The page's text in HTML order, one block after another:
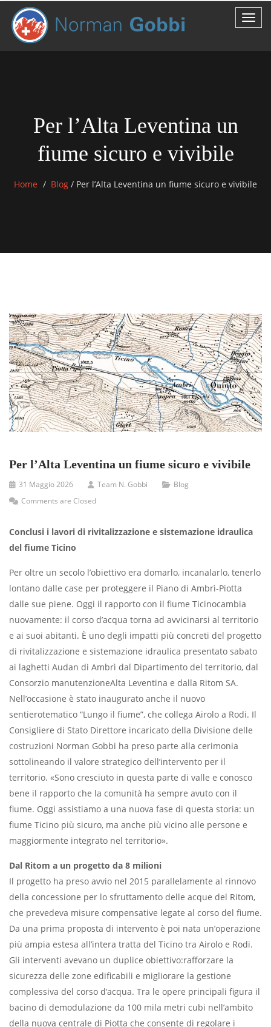
Per l’Alta Leventina un
fiume sicuro e vivibile
Home Blog / Per l’Alta Leventina un fiume sicuro e vivibile
Per l’Alta Leventina un fiume sicuro e vivibile
31 Maggio 2026 Team N. Gobbi
Blog
Comments are Closed
Conclusi i lavori di rivitalizzazione e sistemazione idraulica
del fiume Ticino
Per oltre un secolo l’obiettivo era domarlo, incanalarlo, tenerlo
lontano dalle case per proteggere il Piano di Ambrì-Piotta
dalle sue piene. Oggi il rapporto con il fiume Ticinocambia
nuovamente: il corso d’acqua torna ad avvicinarsi al territorio
e ai suoi abitanti. È uno degli impatti più concreti del progetto
di rivitalizzazione e sistemazione idraulica presentato sabato
ai laghetti Audan di Ambrì dal Dipartimento del territorio, dal
Consorzio manutenzioneAlta Leventina e dalla Ritom SA.
Nell’occasione è stato inaugurato anche il nuovo
sentierotematico “Lungo il fiume”, che collega Airolo a Rodi. Il
Consigliere di Stato Direttore incaricato della Divisione delle
costruzioni Norman Gobbi ha preso parte alla cerimonia
sottolineando il valore strategico dell’intervento per il
territorio. «Sono cresciuto in questa parte di valle e conosco
bene il rapporto che la comunità ha sempre avuto con il
fiume. Oggi assistiamo a una nuova fase di questa storia: un
fiume Ticino più sicuro, ma anche più vicino alle persone e
maggiormente integrato nel territorio».
Dal Ritom a un progetto da 8 milioni
Il progetto ha preso avvio nel 2015 parallelamente al rinnovo
della concessione per lo sfruttamento delle acque del Ritom,
che prevedeva misure compensative legate al corso del fiume.
Da una prima proposta di intervento è poi nata un’operazione
più ampia estesa all’intera tratta del Ticino tra Airolo e Rodi.
Gli interventi avevano un duplice obiettivo:rafforzare la
sicurezza delle zone edificabili e migliorare la gestione
complessiva del corso d’acqua. Tra le opere principali figura il
bacino di demodulazione da 100 mila metri cubi nell’ambito
della nuova centrale di Piotta che consente di regolare i